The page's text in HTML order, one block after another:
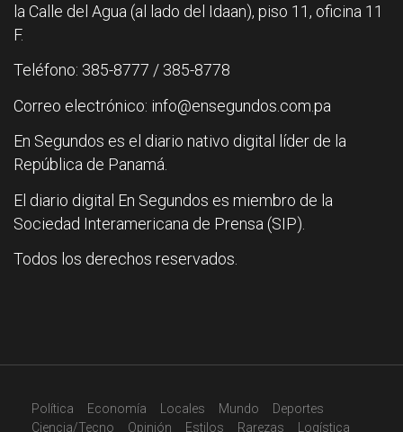
la Calle del Agua (al lado del Idaan), piso 11, oficina 11
F.
Teléfono: 385-8777 / 385-8778
Correo electrónico: info@ensegundos.com.pa
En Segundos es el diario nativo digital líder de la
República de Panamá.
El diario digital En Segundos es miembro de la
Sociedad Interamericana de Prensa (SIP).
Todos los derechos reservados.
Política Economía Locales Mundo
Deportes
Ciencia/Tecno
Opinión Estilos Rarezas Logística